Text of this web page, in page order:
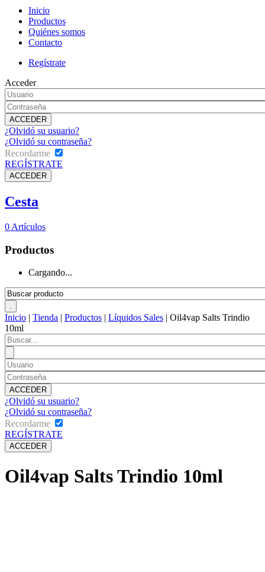
Inicio
Productos
Quiénes somos
Contacto
Regístrate
Acceder
¿Olvidó su usuario?
¿Olvidó su contraseña?
Recordarme
REGÍSTRATE
Cesta
0 Artículos
Productos
Cargando...
Inicio | Tienda | Productos | Líquidos Sales | Oil4vap Salts Trindio
10ml
¿Olvidó su usuario?
¿Olvidó su contraseña?
Recordarme
REGÍSTRATE
Oil4vap Salts Trindio 10ml